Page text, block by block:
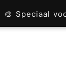
🎨 Speciaal